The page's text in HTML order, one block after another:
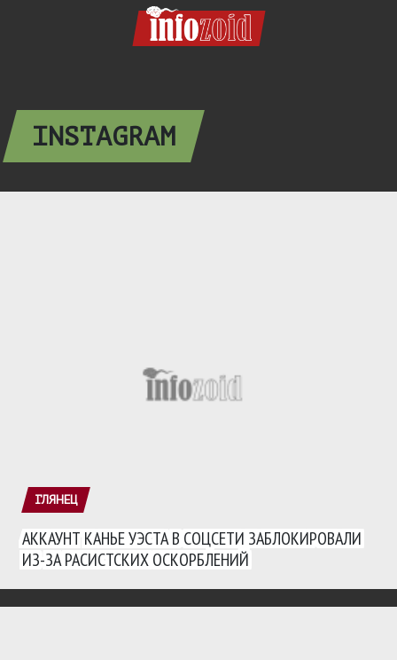
INSTAGRAM
ГЛЯНЕЦ
АККАУНТ КАНЬЕ УЭСТА В СОЦСЕТИ ЗАБЛОКИРОВАЛИ
ИЗ-ЗА РАСИСТСКИХ ОСКОРБЛЕНИЙ